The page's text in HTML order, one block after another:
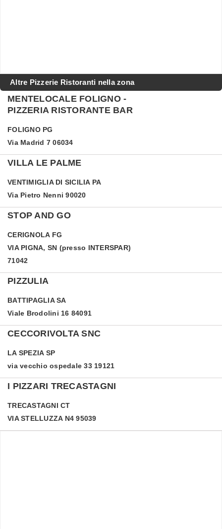
Altre Pizzerie Ristoranti nella zona
MENTELOCALE FOLIGNO -
PIZZERIA RISTORANTE BAR
FOLIGNO PG
Via Madrid 7 06034
VILLA LE PALME
VENTIMIGLIA DI SICILIA PA
Via Pietro Nenni 90020
STOP AND GO
CERIGNOLA FG
VIA PIGNA, SN (presso INTERSPAR)
71042
PIZZULIA
BATTIPAGLIA SA
Viale Brodolini 16 84091
CECCORIVOLTA SNC
LA SPEZIA SP
via vecchio ospedale 33 19121
I PIZZARI TRECASTAGNI
TRECASTAGNI CT
VIA STELLUZZA N4 95039